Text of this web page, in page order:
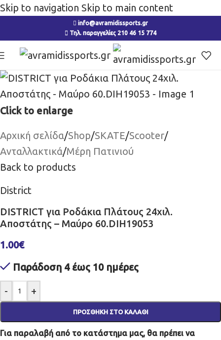
Skip to navigation Skip to main content
info@avramidissports.gr
Τηλ. παραγγελίες 210 46 15 774
Click to enlarge
Αρχική σελίδα/Shop/SKATE/Scooter/
Ανταλλακτικά/Μέρη Πατινιού
Back to products
District
DISTRICT για Ροδάκια Πλάτους 24χιλ.
Αποστάτης – Μαύρο 60.DIH19053
1.00€
Παράδοση 4 έως 10 ημέρες
- +
ΠΡΟΣΘΉΚΗ ΣΤΟ ΚΑΛΆΘΙ
Για παραλαβή από το κατάστημα μας, θα πρέπει να